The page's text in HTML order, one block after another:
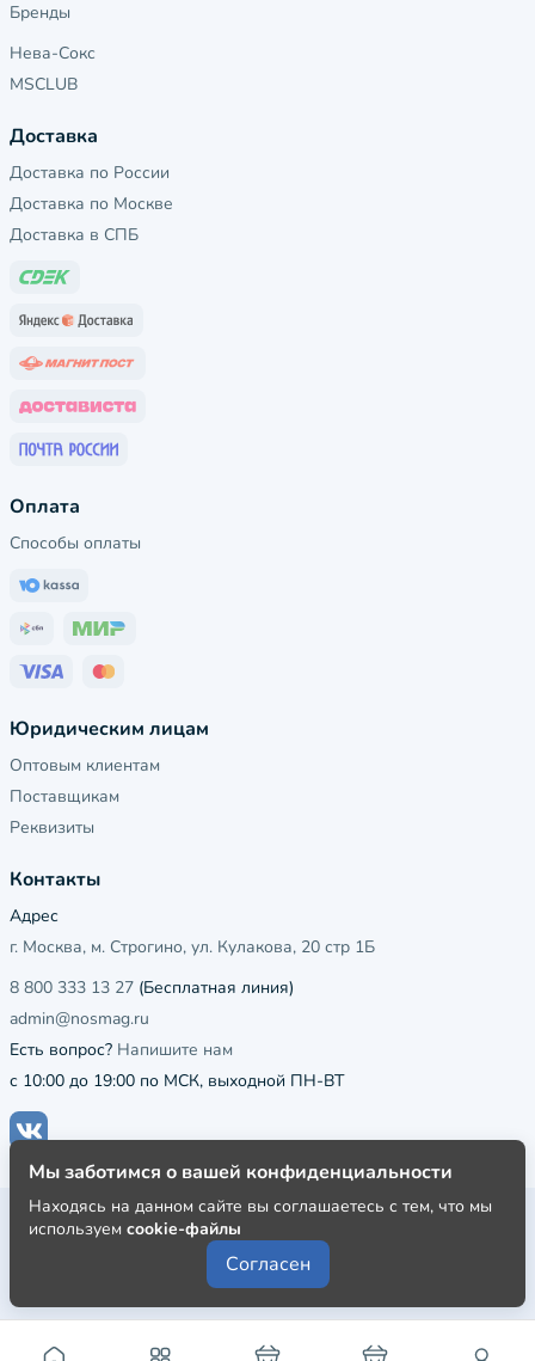
Бренды
Нева-Сокс
MSCLUB
Доставка
Доставка по России
Доставка по Москве
Доставка в СПБ
Оплата
Способы оплаты
Юридическим лицам
Оптовым клиентам
Поставщикам
Реквизиты
Контакты
Адрес
г. Москва, м. Строгино, ул. Кулакова, 20 стр 1Б
8 800 333 13 27 (Бесплатная линия)
admin@nosmag.ru
Есть вопрос? Напишите нам
с 10:00 до 19:00 по МСК, выходной ПН-ВТ
Публичная оферта
Пользовательское соглашение
Политика конфиденциальности
Мы заботимся о вашей конфиденциальности
Находясь на данном сайте вы соглашаетесь с тем, что мы
используем cookie-файлы
Согласен